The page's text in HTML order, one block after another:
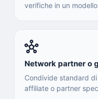
verifiche in un
hub
Network partner o
Condivide standard
affiliate o partner